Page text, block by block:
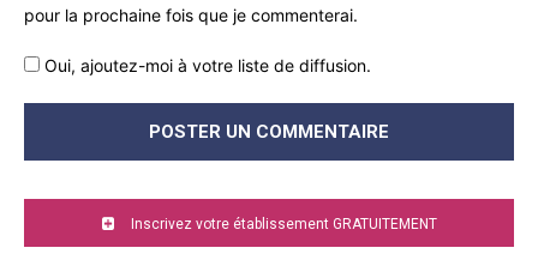
pour la prochaine fois que je commenterai.
Oui, ajoutez-moi à votre liste de diffusion.
Inscrivez votre établissement GRATUITEMENT